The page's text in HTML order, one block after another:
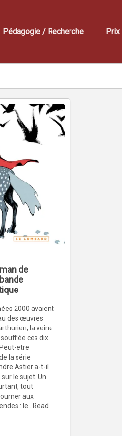
Pédagogie / Recherche Prix
de
2000 avaient
des œuvres
la veine
ces dix
être
la série
Astier a-t-il
le sujet. Un
tout
aux
: le...Read